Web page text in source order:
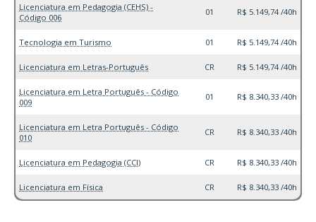
Licenciatura em Pedagogia (CEHS) -
Código 006
01 R$ 5.149,74 /40h
Tecnologia em Turismo 01 R$ 5.149,74 /40h
Licenciatura em Letras-Português CR R$ 5.149,74 /40h
Licenciatura em Letra Português - Código
009
01 R$ 8.340,33 /40h
Licenciatura em Letra Português - Código
010
CR R$ 8.340,33 /40h
Licenciatura em Pedagogia (CCI) CR R$ 8.340,33 /40h
Licenciatura em Física CR R$ 8.340,33 /40h